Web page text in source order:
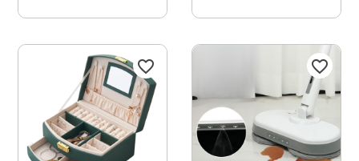
favorite_border favorite_border